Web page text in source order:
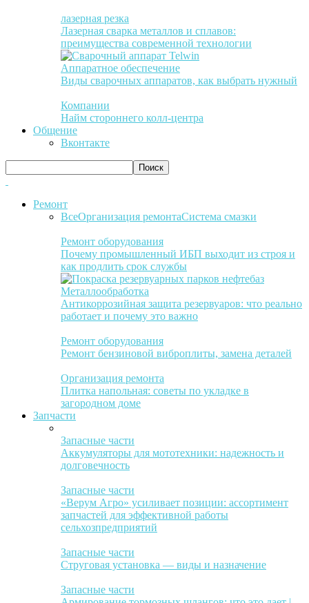
лазерная резка
Лазерная сварка металлов и сплавов:
преимущества современной технологии
Аппаратное обеспечение
Виды сварочных аппаратов, как выбрать нужный
Компании
Найм стороннего колл-центра
Общение
Вконтакте
Ремонт
ВсеОрганизация ремонтаСистема смазки
Ремонт оборудования
Почему промышленный ИБП выходит из строя и
как продлить срок службы
Металлообработка
Антикоррозийная защита резервуаров: что реально
работает и почему это важно
Ремонт оборудования
Ремонт бензиновой виброплиты, замена деталей
Организация ремонта
Плитка напольная: советы по укладке в
загородном доме
Запчасти
Запасные части
Аккумуляторы для мототехники: надежность и
долговечность
Запасные части
«Верум Агро» усиливает позиции: ассортимент
запчастей для эффективной работы
сельхозпредприятий
Запасные части
Струговая установка — виды и назначение
Запасные части